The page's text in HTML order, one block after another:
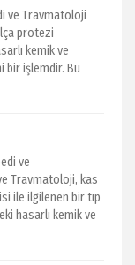
ve Travmatoloji
protezi
kemik ve
bir işlemdir. Bu
ve
Travmatoloji, kas
ile ilgilenen bir tıp
hasarlı kemik ve